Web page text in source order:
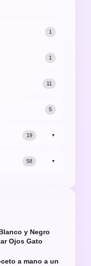
1
1
11
5
19 ▼
58 ▼
y Negro
Ojos Gato
a mano a un